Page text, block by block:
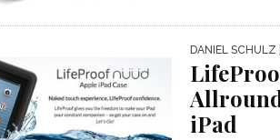
DANIEL SCHULZ
iPad